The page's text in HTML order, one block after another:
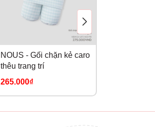
NOUS - Gối chặn kẻ caro
thêu trang trí
265.000₫